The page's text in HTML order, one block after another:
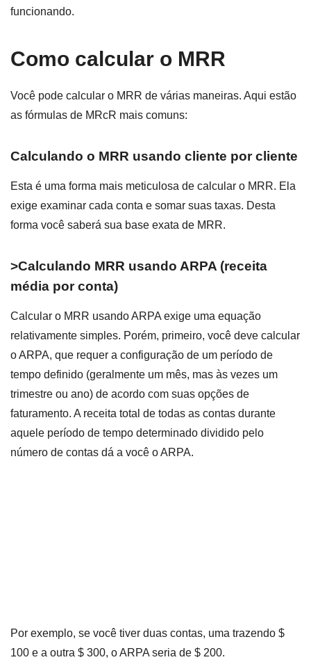
funcionando.
Como calcular o MRR
Você pode calcular o MRR de várias maneiras. Aqui estão
as fórmulas de MRcR mais comuns:
Calculando o MRR usando cliente por cliente
Esta é uma forma mais meticulosa de calcular o MRR. Ela
exige examinar cada conta e somar suas taxas. Desta
forma você saberá sua base exata de MRR.
>Calculando MRR usando ARPA (receita
média por conta)
Calcular o MRR usando ARPA exige uma equação
relativamente simples. Porém, primeiro, você deve calcular
o ARPA, que requer a configuração de um período de
tempo definido (geralmente um mês, mas às vezes um
trimestre ou ano) de acordo com suas opções de
faturamento. A receita total de todas as contas durante
aquele período de tempo determinado dividido pelo
número de contas dá a você o ARPA.
Por exemplo, se você tiver duas contas, uma trazendo $
100 e a outra $ 300, o ARPA seria de $ 200.